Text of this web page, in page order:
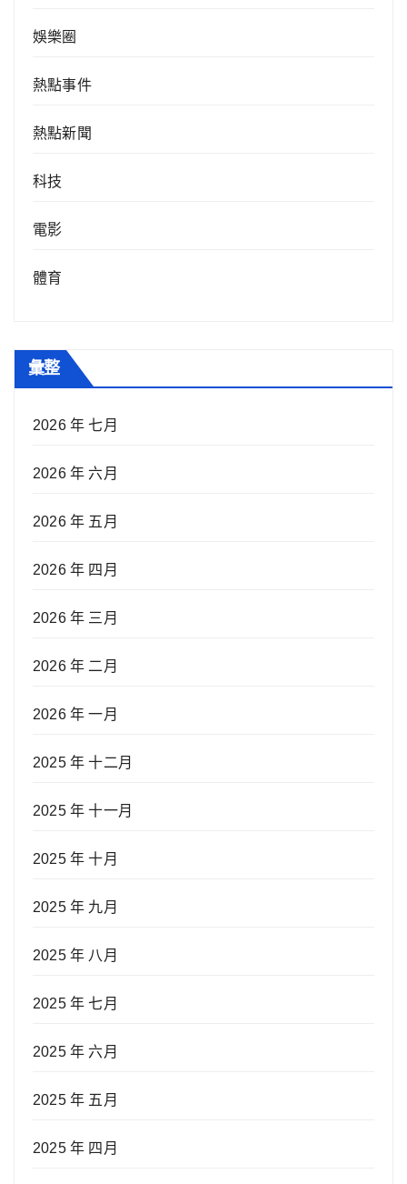
娛樂圈
熱點事件
熱點新聞
科技
電影
體育
彙整
2026 年 七月
2026 年 六月
2026 年 五月
2026 年 四月
2026 年 三月
2026 年 二月
2026 年 一月
2025 年 十二月
2025 年 十一月
2025 年 十月
2025 年 九月
2025 年 八月
2025 年 七月
2025 年 六月
2025 年 五月
2025 年 四月